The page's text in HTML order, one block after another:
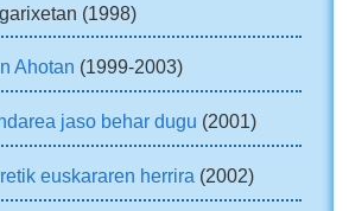
(1998)
Ahotan (1999-2003)
jaso behar dugu (2001)
euskararen herrira (2002)